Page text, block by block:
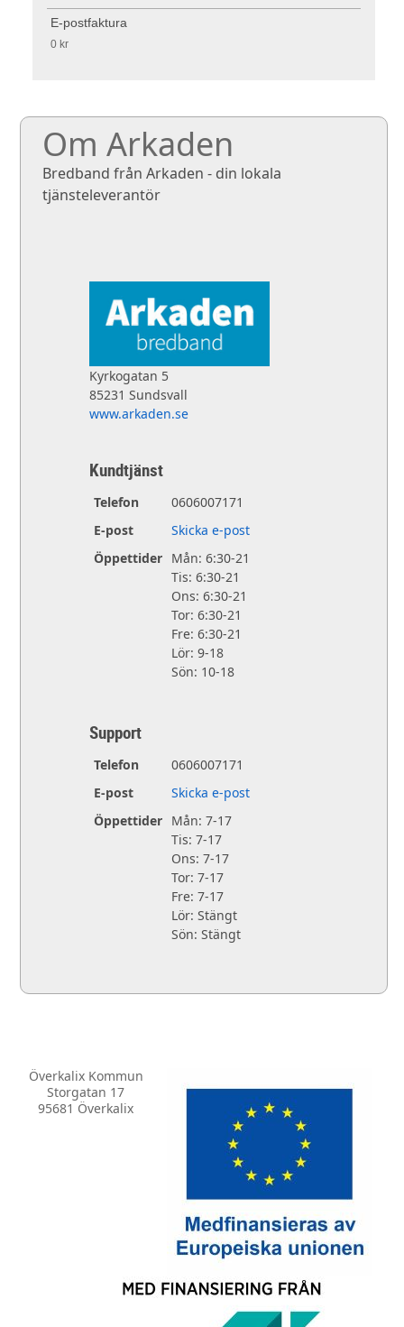
E-postfaktura
0 kr
Om Arkaden
Bredband från Arkaden - din lokala
tjänsteleverantör
Kyrkogatan 5
85231 Sundsvall
www.arkaden.se
Kundtjänst
Telefon
0606007171
E-post
Skicka e-post
Öppettider Mån: 6:30-21
Tis: 6:30-21
Ons: 6:30-21
Tor: 6:30-21
Fre: 6:30-21
Lör: 9-18
Sön: 10-18
Support
Telefon
0606007171
E-post
Skicka e-post
Öppettider Mån: 7-17
Tis: 7-17
Ons: 7-17
Tor: 7-17
Fre: 7-17
Lör: Stängt
Sön: Stängt
Överkalix Kommun
Storgatan 17
95681 Överkalix